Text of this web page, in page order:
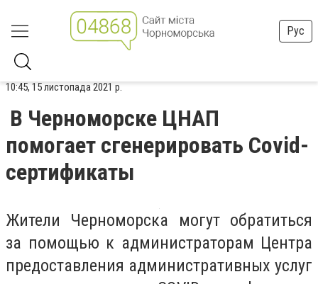
Рус
10:45, 15 листопада 2021 р.
В Черноморске ЦНАП
помогает сгенерировать Covid-
сертификаты
Жители Черноморска могут обратиться
за помощью к администраторам Центра
предоставления административных услуг